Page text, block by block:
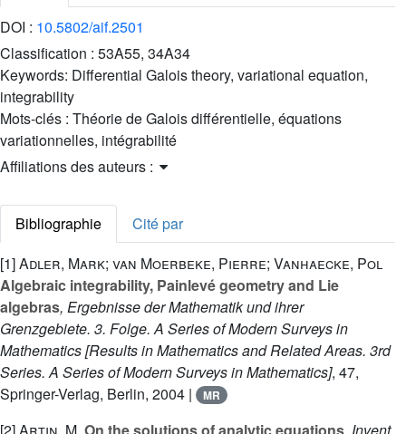
DOI : 10.5802/aif.2501
Classification : 53A55, 34A34
Keywords: Differential Galois theory, variational equation,
integrability
Mots-clés : Théorie de Galois différentielle, équations
variationnelles, intégrabilité
Affiliations des auteurs :
Bibliographie
Cité par
[1]Adler, Mark; van Moerbeke, Pierre; Vanhaecke, Pol
Algebraic integrability, Painlevé geometry and Lie
algebras, Ergebnisse der Mathematik und ihrer
Grenzgebiete. 3. Folge. A Series of Modern Surveys in
Mathematics [Results in Mathematics and Related Areas. 3rd
Series. A Series of Modern Surveys in Mathematics], 47,
Springer-Verlag, Berlin, 2004 |
MR